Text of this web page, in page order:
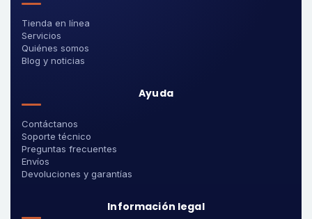
Tienda en línea
Servicios
Quiénes somos
Blog y noticias
Ayuda
Contáctanos
Soporte técnico
Preguntas frecuentes
Envíos
Devoluciones y garantías
Información legal